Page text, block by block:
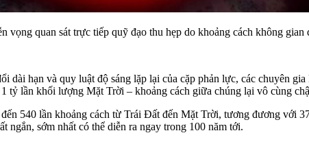
vọng quan sát trực tiếp quỹ đạo thu hẹp do khoảng cách không
dài hạn và quy luật độ sáng lặp lại của cặp phản lực, các chuyên
tỷ lần khối lượng Mặt Trời – khoảng cách giữa chúng lại vô cùng
540 lần khoảng cách từ Trái Đất đến Mặt Trời, tương đương với
ngắn, sớm nhất có thể diễn ra ngay trong 100 năm tới.